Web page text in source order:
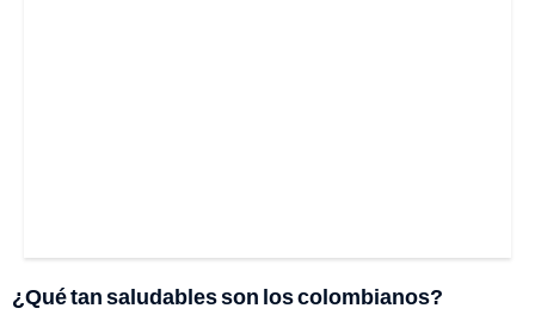
¿Qué tan saludables son los colombianos?